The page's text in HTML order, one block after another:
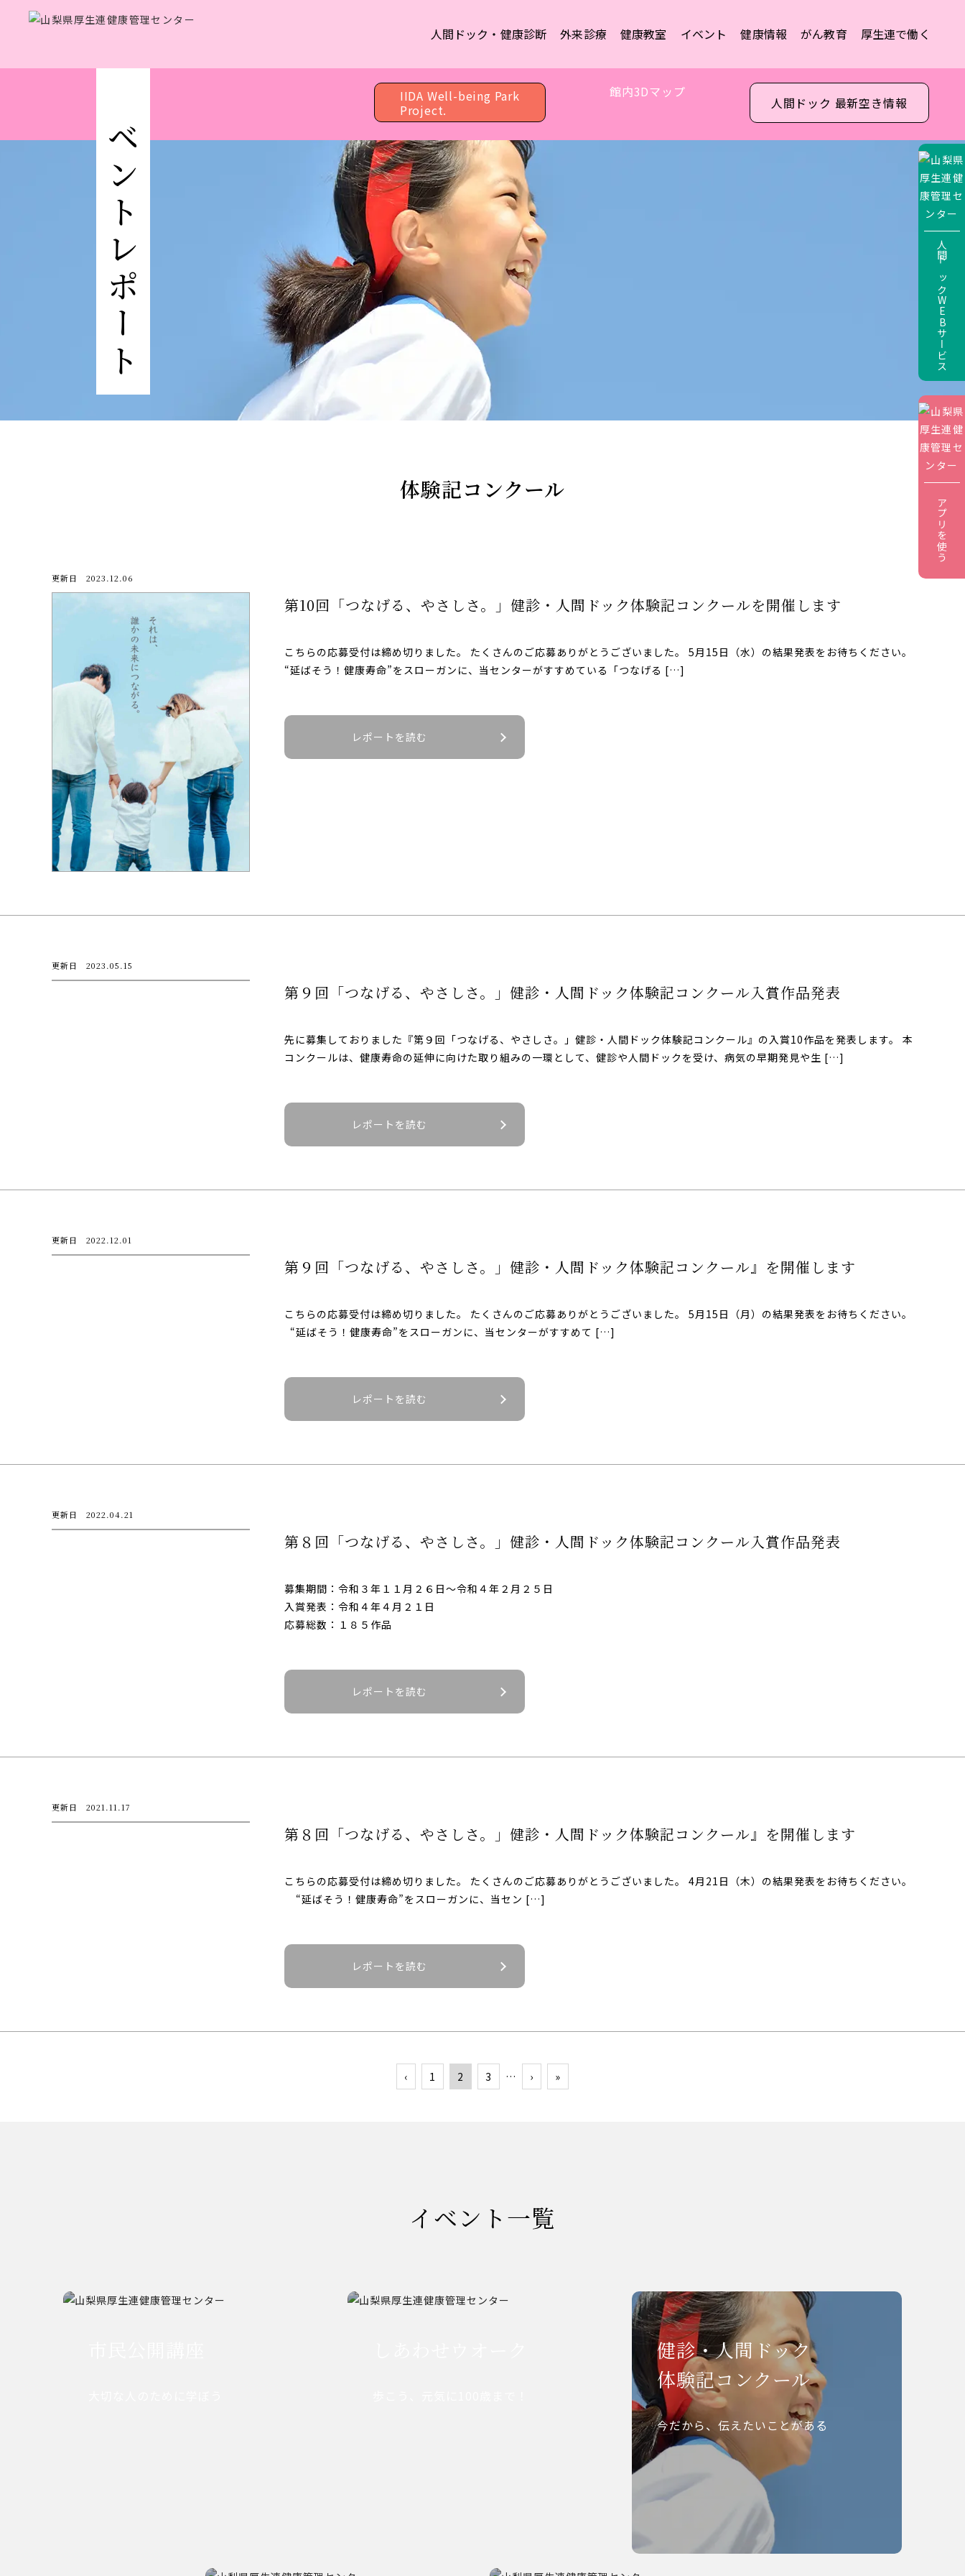
人間ドック・健康診断 外来診療 健康教室 イベント 健康情報 がん教育 厚生連で働く
IIDA Well-being Park
Project.
館内3Dマップ
人間ドック 最新空き情報
イベントレポート
体験記コンクール
更新日 2023.12.06
第10回「つなげる、やさしさ。」健診・人間ドック体験記コンクールを開催します
こちらの応募受付は締め切りました。 たくさんのご応募ありがとうございました。 5月15日（水）の結果発表をお待ちください。
“延ばそう！健康寿命”をスローガンに、当センターがすすめている「つなげる […]
レポートを読む
更新日 2023.05.15
第９回「つなげる、やさしさ。」健診・人間ドック体験記コンクール入賞作品発表
先に募集しておりました『第９回「つなげる、やさしさ。」健診・人間ドック体験記コンクール』の入賞10作品を発表します。 本
コンクールは、健康寿命の延伸に向けた取り組みの一環として、健診や人間ドックを受け、病気の早期発見や生 […]
レポートを読む
更新日 2022.12.01
第９回「つなげる、やさしさ。」健診・人間ドック体験記コンクール』を開催します
こちらの応募受付は締め切りました。 たくさんのご応募ありがとうございました。 5月15日（月）の結果発表をお待ちください。
“延ばそう！健康寿命”をスローガンに、当センターがすすめて […]
レポートを読む
更新日 2022.04.21
第８回「つなげる、やさしさ。」健診・人間ドック体験記コンクール入賞作品発表
募集期間：令和３年１１月２６日～令和４年２月２５日
入賞発表：令和４年４月２１日
応募総数：１８５作品
レポートを読む
更新日 2021.11.17
第８回「つなげる、やさしさ。」健診・人間ドック体験記コンクール』を開催します
こちらの応募受付は締め切りました。 たくさんのご応募ありがとうございました。 4月21日（木）の結果発表をお待ちください。
“延ばそう！健康寿命”をスローガンに、当セン […]
レポートを読む
‹ 1 2 3 … › »
イベント一覧
健診・人間ドック
体験記コンクール
今だから、伝えたいことがある
人間ドックWEBサービス
アプリを使う